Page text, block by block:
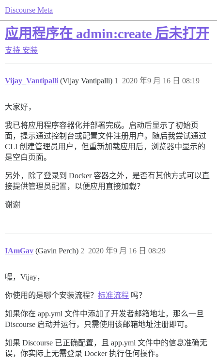
Discourse Meta
应用程序在 admin:create 后未打开
支持 安装
Vijay_Vantipalli (Vijay Vantipalli) 2020 年9 月 16 日 08:19
1
大家好，
我已将应用程序容器化并部署完成。启动后显示了初始页
面，提示通过控制台或配置文件注册用户。随后我尝试通过
CLI 创建管理员用户，但重新加载应用后，浏览器中显示的
是空白页面。
另外，除了登录到 Docker 容器之外，是否有其他方式可以直
接提供管理员配置，以便应用直接加载？
谢谢
IAmGav (Gavin Perch) 2020 年9 月 16 日 08:29
2
嘿，Vijay，
你使用的是哪个安装流程？ 标准流程 吗？
如果你在 app.yml 文件中添加了开发者邮箱地址，那么一旦
Discourse 启动并运行，只需使用该邮箱地址注册即可。
如果 Discourse 已正确配置，且 app.yml 文件中的信息准确无
误，你实际上无需登录 Docker 执行任何操作。